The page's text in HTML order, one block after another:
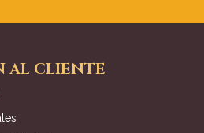
AL CLIENTE